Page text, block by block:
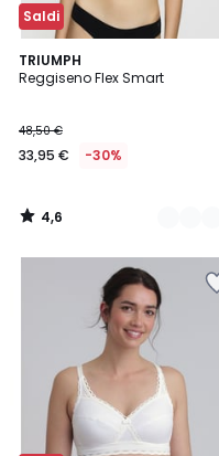
Saldi
TRIUMPH
Reggiseno Flex Smart
48,50 €
33,95 € -30%
4,6
/ 5
2
Colori
4,6
/